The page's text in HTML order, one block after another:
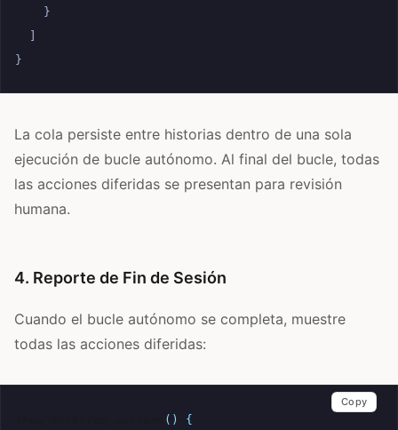
}
}
La cola persiste entre historias dentro de una sola
ejecución de bucle autónomo. Al final del bucle, todas
las acciones diferidas se presentan para revisión
humana.
4. Reporte de Fin de Sesión
Cuando el bucle autónomo se completa, muestre
todas las acciones diferidas:
()
{
Copy